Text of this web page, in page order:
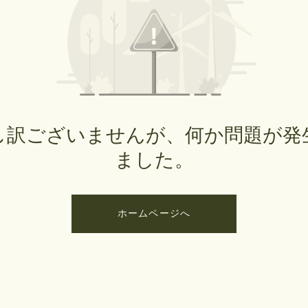
訳ございませんが、何か問題が発
ました。
ホームページへ